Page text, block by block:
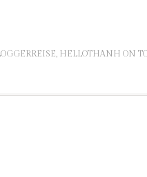
, HELLOTHANH ON